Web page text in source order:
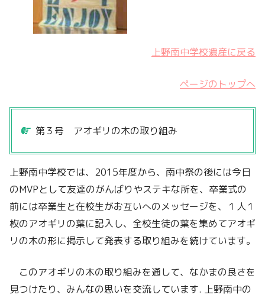
上野南中学校遺産に戻る
ページのトップへ
第３号 アオギリの木の取り組み
上野南中学校では、2015年度から、南中祭の後には今日
のMVPとして友達のがんばりやステキな所を、卒業式の
前には卒業生と在校生がお互いへのメッセージを、１人１
枚のアオギリの葉に記入し、全校生徒の葉を集めてアオギ
リの木の形に掲示して発表する取り組みを続けています。
このアオギリの木の取り組みを通して、なかまの良さを
見つけたり、みんなの思いを交流しています. 上野南中の